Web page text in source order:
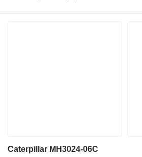
Caterpillar MH3024-06C